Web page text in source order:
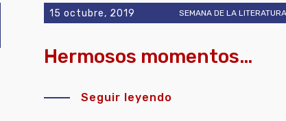
15 octubre, 2019 SEMANA DE LA LITERATURA
Hermosos momentos…
Seguir leyendo